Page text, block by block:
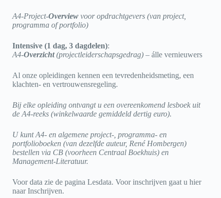
A4-Project-Overview voor opdrachtgevers (van project,
programma of portfolio)
Intensive (1 dag, 3 dagdelen):
A4-Overzicht(projectleiderschapsgedrag) – álle vernieuwers
Al onze opleidingen kennen een tevredenheidsmeting, een
klachten- en vertrouwensregeling.
Bij elke opleiding ontvangt u een overeenkomend lesboek uit
de A4-reeks (winkelwaarde gemiddeld dertig euro).
U kunt A4- en algemene project-, programma- en
portfolioboeken (van dezelfde auteur, René Hombergen)
bestellen via CB (voorheen Centraal Boekhuis) en
Management-Literatuur.
Voor data zie de pagina Lesdata. Voor inschrijven gaat u hier
naar Inschrijven.